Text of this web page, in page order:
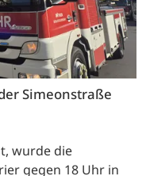
Simeonstraße
wurde die
gegen 18 Uhr in